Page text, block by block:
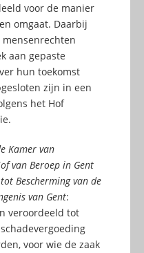
voor de manier
omgaat. Daarbij
aan gepaste
hun toekomst
zijn in een
het Hof
Kamer van
van Beroep in Gent
Bescherming van de
van Gent:
veroordeeld tot
voor wie de zaak